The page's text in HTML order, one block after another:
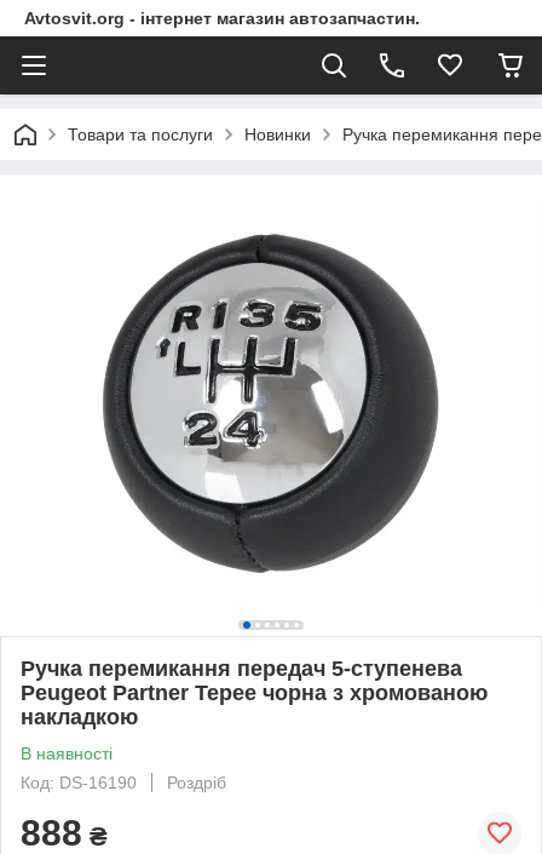
Avtosvit.org - інтернет магазин автозапчастин.
Товари та послуги Новинки Ручка перемикання
Ручка перемикання передач 5-ступенева
Peugeot Partner Tepee чорна з хромованою
накладкою
В наявності
Код: DS-16190
Роздріб
888 ₴